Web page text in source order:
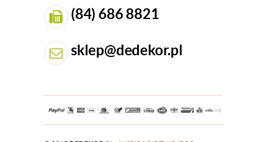
(84) 686 8821
sklep@dedekor.pl